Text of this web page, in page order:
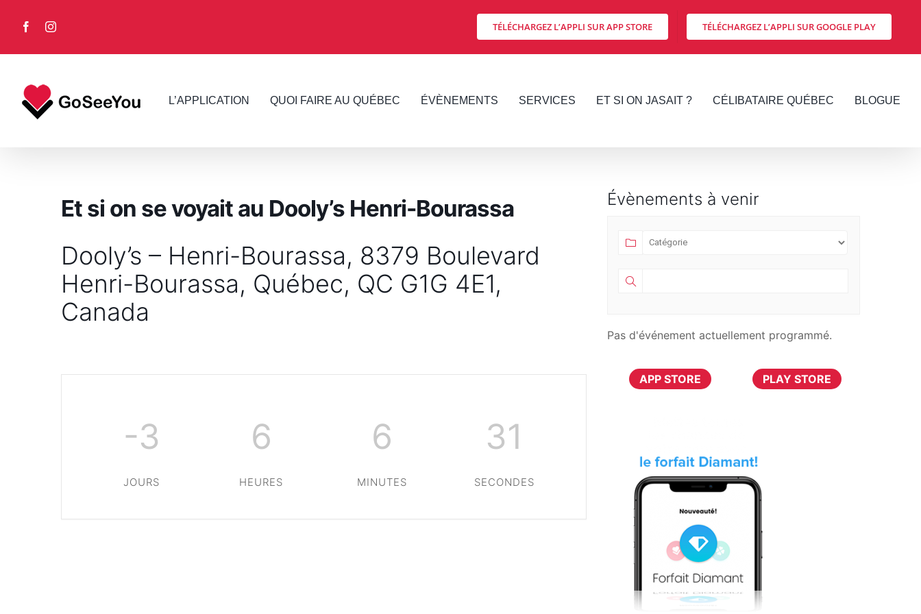
content FacebookInstagram TÉLÉCHARGEZ L’APPLI SUR APP STORE TÉLÉCHARGEZ L’APPLI SUR GOOGLE PLAY
L’APPLICATION QUOI FAIRE AU QUÉBEC ÉVÈNEMENTS SERVICES ET SI ON JASAIT ? CÉLIBATAIRE QUÉBEC BLOGUE
Et si on se voyait au Dooly’s Henri-Bourassa
Dooly’s – Henri-Bourassa, 8379 Boulevard
Henri-Bourassa, Québec, QC G1G 4E1,
Canada
-3
JOURS
6
HEURES
6
MINUTES
31
SECONDES
Évènements à venir
Pas d'événement actuellement programmé.
APP STORE PLAY STORE